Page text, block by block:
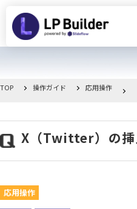
操作ガイド
TOP 操作ガイド 応用操作
X（Twitter）の挿
応用操作